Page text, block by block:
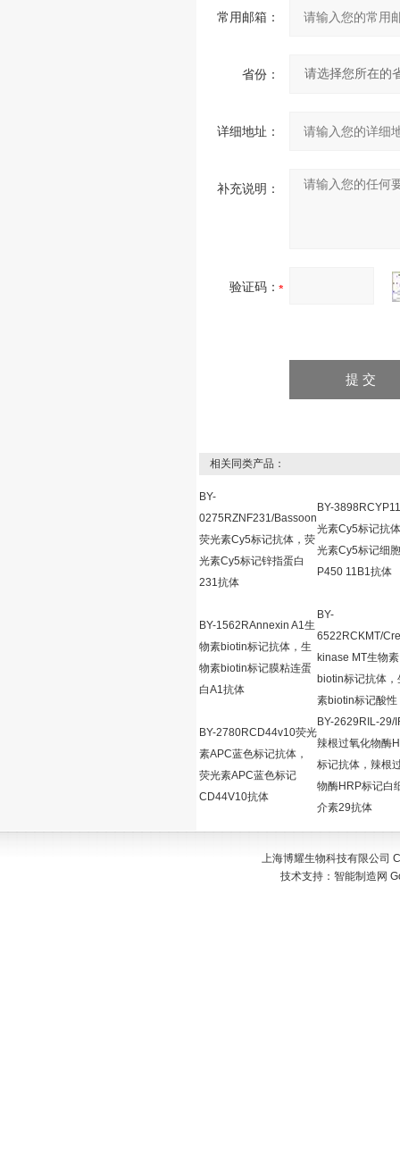
常用邮箱：
省份：
详细地址：
补充说明：
验证码：
相关同类产品：
BY-
0275RZNF231/Bassoon
荧光素Cy5标记抗体，荧
光素Cy5标记锌指蛋白
231抗体
BY-
光素Cy5标记抗
光素Cy5标记细
P450 11B1抗体
BY-1562RAnnexin A1生
物素biotin标记抗体，生
物素biotin标记膜粘连蛋
白A1抗体
BY-
6522RCKMT/
kinase MT生物素
biotin标记抗体，
素biotin标记酸性
BY-2780RCD44v10荧光
素APC蓝色标记抗体，
荧光素APC蓝色标记
CD44V10抗体
BY-2629RIL-29/
辣根过氧化物酶
标记抗体，辣根
物酶HRP标记白
介素29抗体
上海博耀生物科技有限公司
技术支持： 智能制造网